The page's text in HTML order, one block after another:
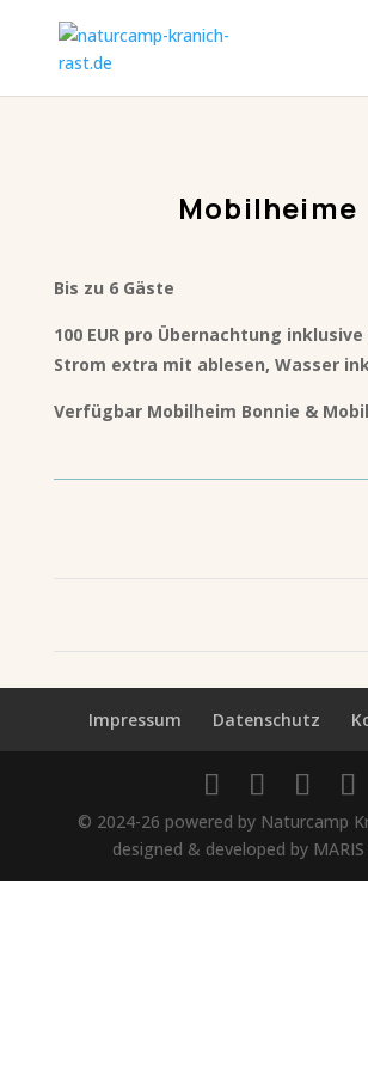
Mobilheime
Bis zu 6 Gäste
100 EUR pro Übernachtung inklusive
Strom extra mit ablesen, Wasser
Verfügbar Mobilheim Bonnie &
Impressum Datenschutz
© 2024-26 powered by Naturcamp
designed & developed by